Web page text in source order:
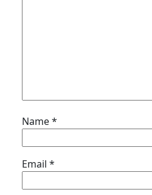
Name*
Email *